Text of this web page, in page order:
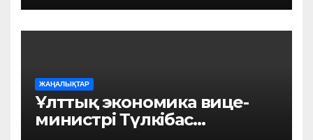
ЖАҢАЛЫҚТАР
Ұлттық экономика вице-
министрі Түлкібас